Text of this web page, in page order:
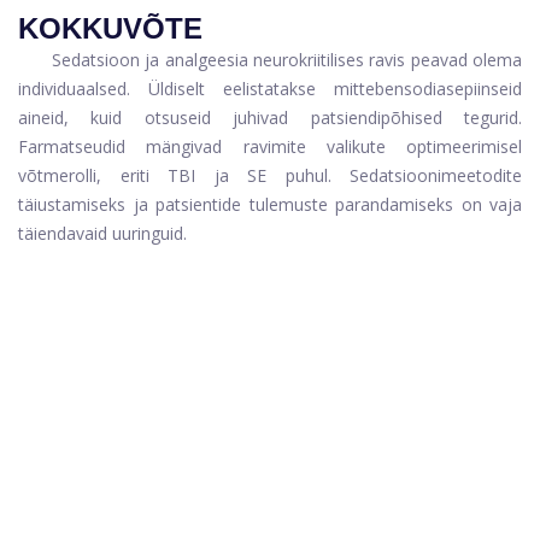
KOKKUVÕTE
Sedatsioon ja analgeesia neurokriitilises ravis peavad olema
individuaalsed. Üldiselt eelistatakse mittebensodiasepiinseid
aineid, kuid otsuseid juhivad patsiendipõhised tegurid.
Farmatseudid mängivad ravimite valikute optimeerimisel
võtmerolli, eriti TBI ja SE puhul. Sedatsioonimeetodite
täiustamiseks ja patsientide tulemuste parandamiseks on vaja
täiendavaid uuringuid.